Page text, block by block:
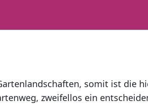
somit ist die
zweifellos ein